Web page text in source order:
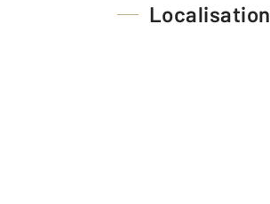
Localisation